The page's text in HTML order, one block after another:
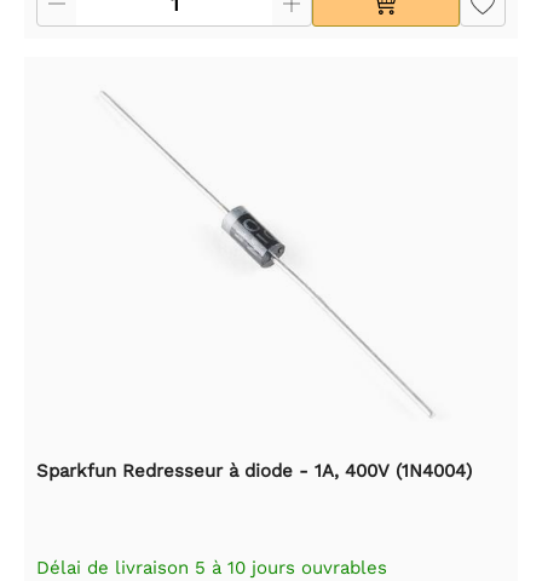
Sparkfun Redresseur à diode - 1A, 400V (1N4004)
Délai de livraison 5 à 10 jours ouvrables